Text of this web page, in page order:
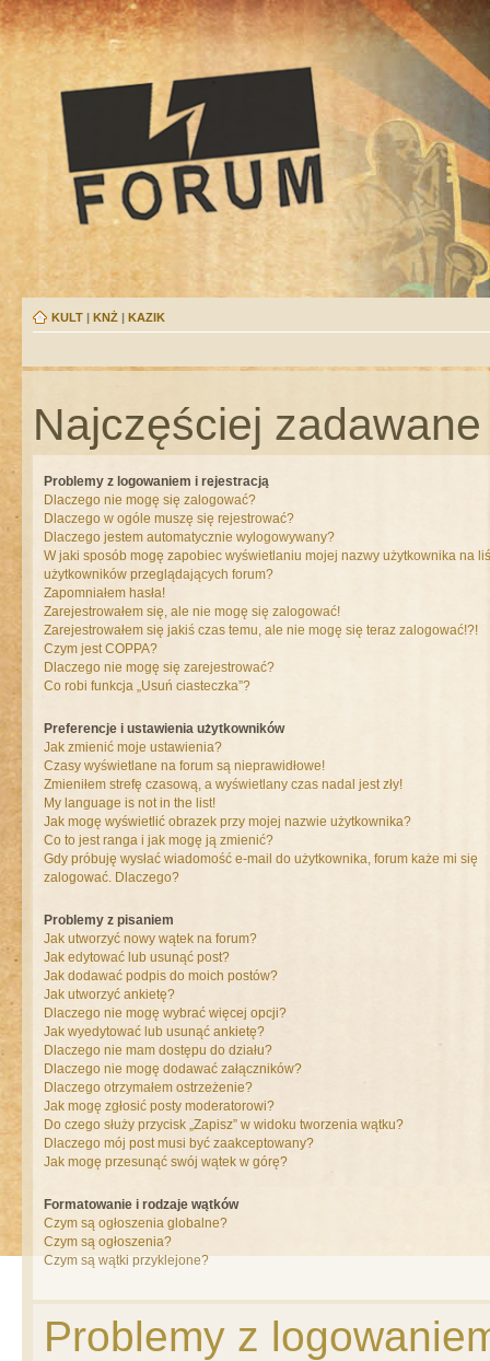
KULT | KNŻ | KAZIK
Najczęściej
Problemy z logowaniem i rejestracją
Dlaczego nie mogę się zalogować?
Dlaczego w ogóle muszę się rejestrować?
Dlaczego jestem automatycznie wylogowywany?
W jaki sposób mogę zapobiec wyświetlaniu mojej nazwy użytkownika na
użytkowników przeglądających forum?
Zapomniałem hasła!
Zarejestrowałem się, ale nie mogę się zalogować!
Zarejestrowałem się jakiś czas temu, ale nie mogę się teraz zalogować!?!
Czym jest COPPA?
Dlaczego nie mogę się zarejestrować?
Co robi funkcja „Usuń ciasteczka”?
Preferencje i ustawienia użytkowników
Jak zmienić moje ustawienia?
Czasy wyświetlane na forum są nieprawidłowe!
Zmieniłem strefę czasową, a wyświetlany czas nadal jest zły!
My language is not in the list!
Jak mogę wyświetlić obrazek przy mojej nazwie użytkownika?
Co to jest ranga i jak mogę ją zmienić?
Gdy próbuję wysłać wiadomość e-mail do użytkownika, forum każe mi się
zalogować. Dlaczego?
Problemy z pisaniem
Jak utworzyć nowy wątek na forum?
Jak edytować lub usunąć post?
Jak dodawać podpis do moich postów?
Jak utworzyć ankietę?
Dlaczego nie mogę wybrać więcej opcji?
Jak wyedytować lub usunąć ankietę?
Dlaczego nie mam dostępu do działu?
Dlaczego nie mogę dodawać załączników?
Dlaczego otrzymałem ostrzeżenie?
Jak mogę zgłosić posty moderatorowi?
Do czego służy przycisk „Zapisz” w widoku tworzenia wątku?
Dlaczego mój post musi być zaakceptowany?
Jak mogę przesunąć swój wątek w górę?
Formatowanie i rodzaje wątków
Czym są ogłoszenia globalne?
Czym są ogłoszenia?
Czym są wątki przyklejone?
Problemy z